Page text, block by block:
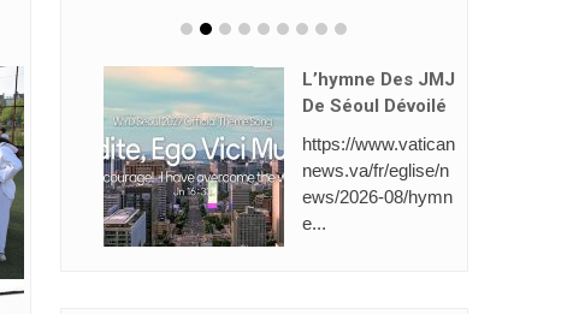
L’hymne Des JMJ
De Séoul Dévoilé
https://www.vatican
news.va/fr/eglise/n
ews/2026-08/hymn
e...